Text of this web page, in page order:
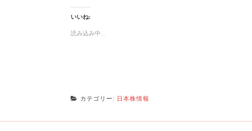
いいね:
読み込み中...
カテゴリー: 日本株情報